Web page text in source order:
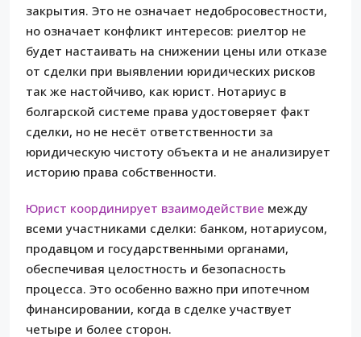
закрытия. Это не означает недобросовестности,
но означает конфликт интересов: риелтор не
будет настаивать на снижении цены или отказе
от сделки при выявлении юридических рисков
так же настойчиво, как юрист. Нотариус в
болгарской системе права удостоверяет факт
сделки, но не несёт ответственности за
юридическую чистоту объекта и не анализирует
историю права собственности.
Юрист координирует взаимодействие между
всеми участниками сделки: банком, нотариусом,
продавцом и государственными органами,
обеспечивая целостность и безопасность
процесса. Это особенно важно при ипотечном
финансировании, когда в сделке участвует
четыре и более сторон.